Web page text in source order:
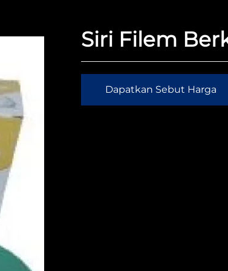
Siri Filem
Dapatkan Sebut Harga